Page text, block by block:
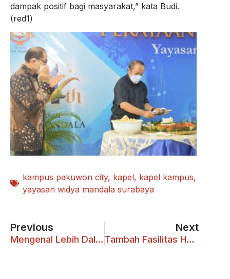
dampak positif bagi masyarakat,” kata Budi.
(red1)
kampus pakuwon city, kapel, kapel kampus,
yayasan widya mandala surabaya
Previous
Mengenal Lebih Dalam Tentang FIKOM Melalui Pra PPK
Next
Tambah Fasilitas Hanbok Self Photo Studio